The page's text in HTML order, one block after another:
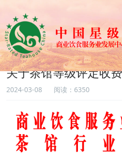
网站首页 通知公告 通知公告
关于茶馆等级评定收
2024-03-08 阅读：6350